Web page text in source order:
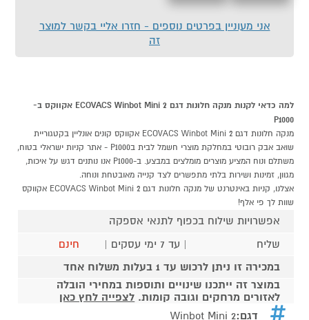
אני מעוניין בפרטים נוספים - חזרו אליי בקשר למוצר
זה
למה כדאי לקנות מנקה חלונות דגם ECOVACS Winbot Mini 2 אקווקס ב-
P1000
מנקה חלונות דגם ECOVACS Winbot Mini 2 אקווקס קונים אונליין בקטגוריית
שואב אבק רובוטי במחלקת מוצרי חשמל לבית בP1000 - אתר קניות ישראלי בטוח,
משתלם ונוח המציע מוצרים מומלצים במבצע. ב-P1000 אנו נותנים דגש על איכות,
מגוון, זמינות ושירות בלתי מתפשרים לצד קנייה מאובטחת ונוחה.
אצלנו, קניות באינטרנט של מנקה חלונות דגם ECOVACS Winbot Mini 2 אקווקס
שוות לך פי אלף!
אפשרויות שילוח בכפוף לתנאי אספקה
שליח
| עד 7 ימי עסקים |
חינם
במכירה זו ניתן לרכוש עד 1 בעלות משלוח אחד
במוצר זה ייתכנו שינויים ותוספות במחירי הובלה
לאזורים מרחקים וגובה קומות. לצפייה לחץ כאן
דגם:Winbot Mini 2